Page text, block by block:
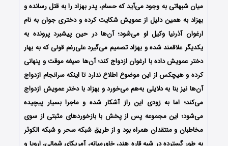
میان شبهاتی به وجود می‌آید که حسام، پدر بهزاد را به قتل رسانده و
بهزاد به همین دلیل از عمویش شکایت کرده و دختری جوان به نام
ارغوان آذرنیا وکیل او می‌شود؛ آن‌ها در حین پیشبرد پرونده به
یکدیگر علاقمند شده و بهزاد تصمیم می‌گیرد علی‌رغم قولی که به بهار
دختر عمویش داده با ارغوان ازدواج کند؛ آن‌ها صیغه موقت و پنهانی
کرده و هیچکس از این موضوع اطلاع ندارد تا اینکه سرانجام ازدواج
آن‌ها نیز بنا به دلایلی به‌هم می‌خورد و بهزاد با دختر عمویش ازدواج
می‌کند؛ اما به زودی این راز آشکار شده و ماجرا بسیار پیچیده
می‌شود؛ این مجموعه پس از پخش با بازخوردهای مثبتی از سوی
مخاطبان و منتقدان همراه بود و از طریق شبکه سحر و شبکه الکوثر
به طور گسترده در شبه قاره هند، خاورمیانه، آمریکای شمالی، اروپا و